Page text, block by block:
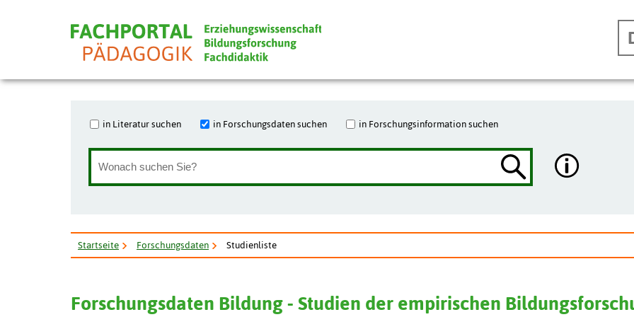
in Literatur suchen in Forschungsdaten suchen in Forschungsinformation suchen
Startseite Forschungsdaten Studienliste
Forschungsdaten Bildung - Studien der empirischen